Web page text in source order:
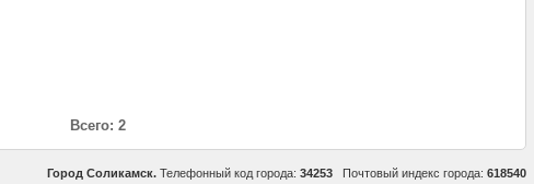
Всего: 2
Город Соликамск. Телефонный код города: 34253 Почтовый индекс города: 618540